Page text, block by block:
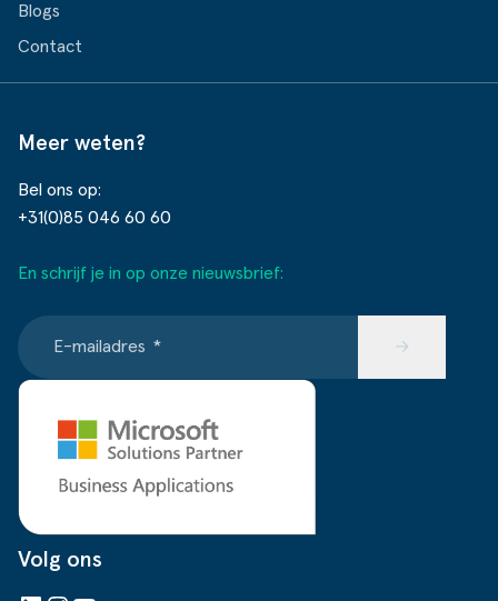
Blogs
Contact
Meer weten?
Bel ons op:
+31(0)85 046 60 60
En schrijf je in op onze nieuwsbrief:
E-mailadres * →
Volg ons